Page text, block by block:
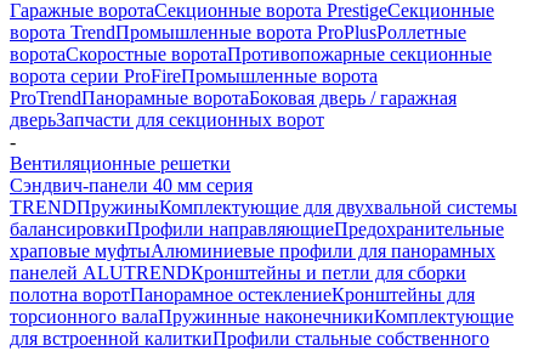
Гаражные воротаСекционные ворота PrestigeСекционные
ворота TrendПромышленные ворота ProPlusРоллетные
воротаСкоростные воротаПротивопожарные секционные
ворота серии ProFireПромышленные ворота
ProTrendПанорамные воротаБоковая дверь / гаражная
дверьЗапчасти для секционных ворот
-
Вентиляционные решетки
Сэндвич-панели 40 мм серия
TRENDПружиныКомплектующие для двухвальной системы
балансировкиПрофили направляющиеПредохранительные
храповые муфтыАлюминиевые профили для панорамных
панелей ALUTRENDКронштейны и петли для сборки
полотна воротПанорамное остеклениеКронштейны для
торсионного валаПружинные наконечникиКомплектующие
для встроенной калиткиПрофили стальные собственного